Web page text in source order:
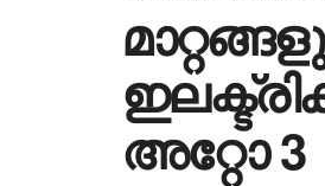
അറ്റോ 3